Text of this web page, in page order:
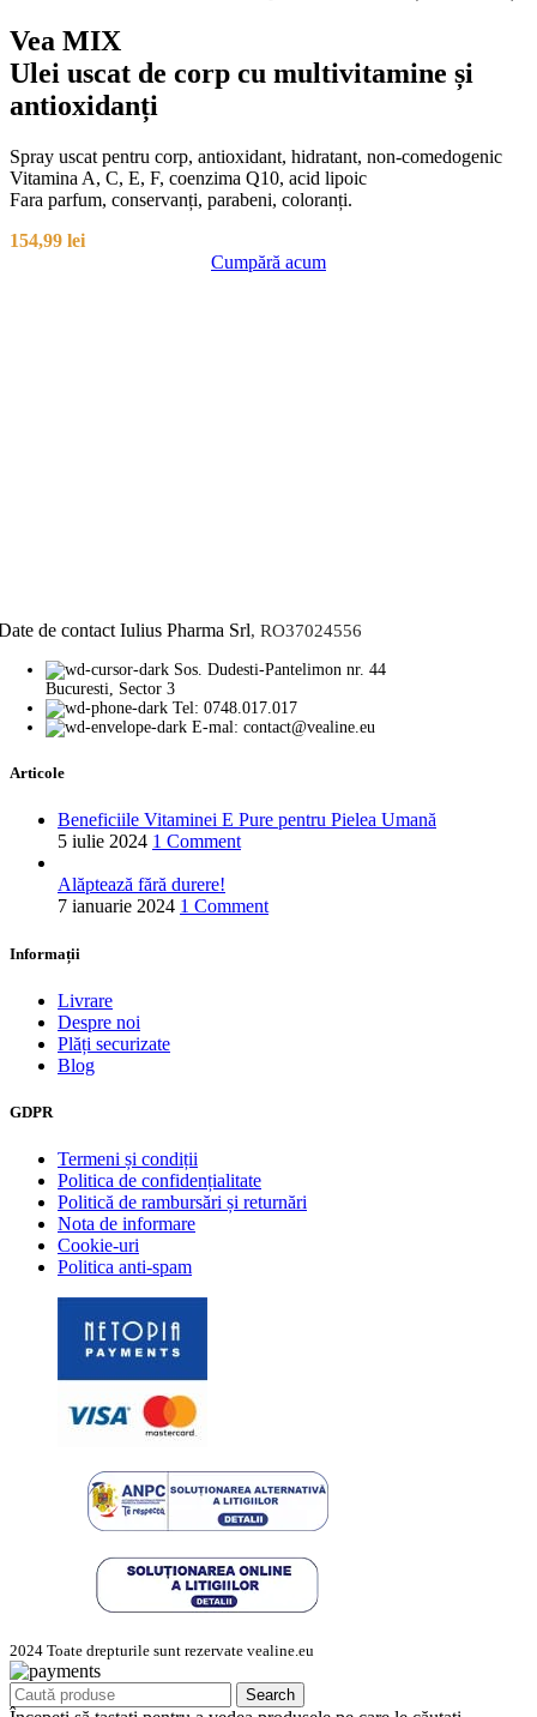
Vea MIX
Ulei uscat de corp cu multivitamine și
antioxidanți
Spray uscat pentru corp, antioxidant, hidratant, non-comedogenic
Vitamina A, C, E, F, coenzima Q10, acid lipoic
Fara parfum, conservanți, parabeni, coloranți.
154,99 lei
Cumpără acum
de contact Iulius Pharma Srl, RO37024556
Sos. Dudesti-Pantelimon nr. 44
Bucuresti, Sector 3
Tel: 0748.017.017
E-mal: contact@vealine.eu
Articole
Beneficiile Vitaminei E Pure pentru Pielea Umană
5 iulie 2024 1 Comment
Alăptează fără durere!
7 ianuarie 2024 1 Comment
Informații
Livrare
Despre noi
Plăți securizate
Blog
GDPR
Termeni și condiții
Politica de confidențialitate
Politică de rambursări și returnări
Nota de informare
Cookie-uri
Politica anti-spam
2024 Toate drepturile sunt rezervate vealine.eu
Search